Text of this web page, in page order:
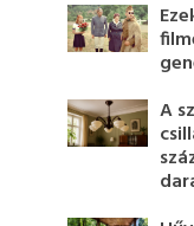
A